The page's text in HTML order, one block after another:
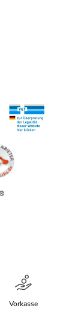
•
•
•
ESTER
|
Vorkasse